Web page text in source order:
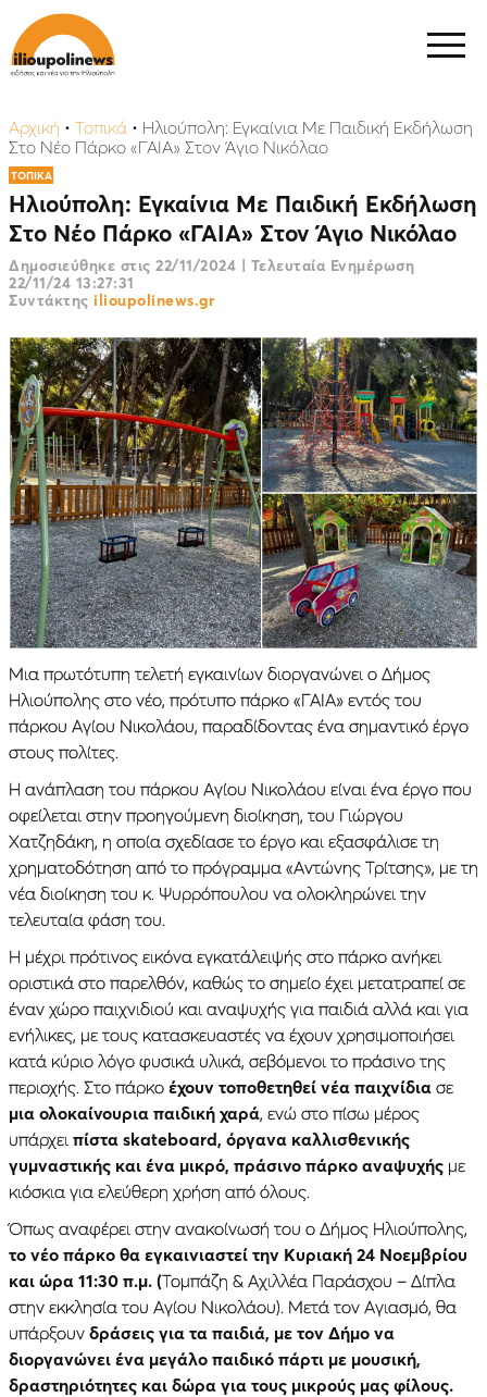
Αρχική • Τοπικά • Ηλιούπολη: Εγκαίνια Με Παιδική Εκδήλωση
Στο Νέο Πάρκο «ΓΑΙΑ» Στον Άγιο Νικόλαο
ΤΟΠΙΚΑ
Ηλιούπολη: Εγκαίνια Με Παιδική Εκδήλωση
Στο Νέο Πάρκο «ΓΑΙΑ» Στον Άγιο Νικόλαο
Δημοσιεύθηκε στις 22/11/2024 | Τελευταία Ενημέρωση
22/11/24 13:27:31
Συντάκτης ilioupolinews.gr
Μια πρωτότυπη τελετή εγκαινίων διοργανώνει ο Δήμος
Ηλιούπολης στο νέο, πρότυπο πάρκο «ΓΑΙΑ» εντός του
πάρκου Αγίου Νικολάου, παραδίδοντας ένα σημαντικό έργο
στους πολίτες.
Η ανάπλαση του πάρκου Αγίου Νικολάου είναι ένα έργο που
οφείλεται στην προηγούμενη διοίκηση, του Γιώργου
Χατζηδάκη, η οποία σχεδίασε το έργο και εξασφάλισε τη
χρηματοδότηση από το πρόγραμμα «Αντώνης Τρίτσης», με τη
νέα διοίκηση του κ. Ψυρρόπουλου να ολοκληρώνει την
τελευταία φάση του.
Η μέχρι πρότινος εικόνα εγκατάλειψής στο πάρκο ανήκει
οριστικά στο παρελθόν, καθώς το σημείο έχει μετατραπεί σε
έναν χώρο παιχνιδιού και αναψυχής για παιδιά αλλά και για
ενήλικες, με τους κατασκευαστές να έχουν χρησιμοποιήσει
κατά κύριο λόγο φυσικά υλικά, σεβόμενοι το πράσινο της
περιοχής. Στο πάρκο έχουν τοποθετηθεί νέα παιχνίδια σε
μια ολοκαίνουρια παιδική χαρά, ενώ στο πίσω μέρος
υπάρχει πίστα skateboard, όργανα καλλισθενικής
γυμναστικής και ένα μικρό, πράσινο πάρκο αναψυχής με
κιόσκια για ελεύθερη χρήση από όλους.
Όπως αναφέρει στην ανακοίνωσή του ο Δήμος Ηλιούπολης,
το νέο πάρκο θα εγκαινιαστεί την Κυριακή 24 Νοεμβρίου
και ώρα 11:30 π.μ. (Τομπάζη & Αχιλλέα Παράσχου – Δίπλα
στην εκκλησία του Αγίου Νικολάου). Μετά τον Αγιασμό, θα
υπάρξουν δράσεις για τα παιδιά, με τον Δήμο να
διοργανώνει ένα μεγάλο παιδικό πάρτι με μουσική,
δραστηριότητες και δώρα για τους μικρούς μας φίλους.